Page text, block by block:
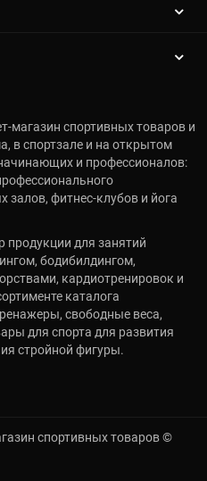
магазин спортивных товаров и
в спортзале и на открытом
и профессионалов:
залов, фитнес-клубов и йога
для занятий
бодибилдингом,
кардиотренировок и
каталога
свободные веса,
для спорта для развития
стройной фигуры.
спортивных товаров ©